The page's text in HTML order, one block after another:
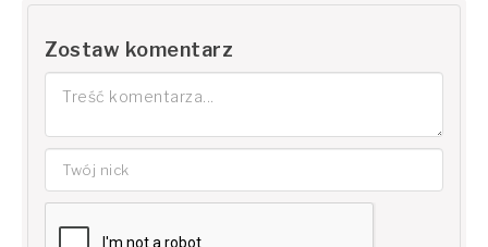
Zostaw komentarz